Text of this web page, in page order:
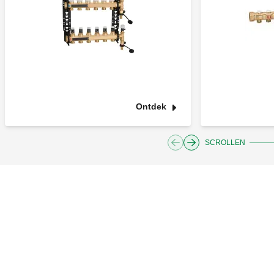
Ontdek
SCROLLEN